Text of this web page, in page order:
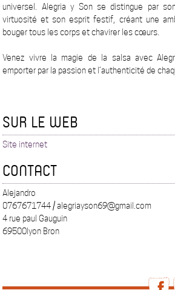
universel. Alegria y Son se distingue par
virtuosité et son esprit festif, créant une
bouger tous les corps et chavirer les cœurs.
Venez vivre la magie de la salsa avec
emporter par la passion et l’authenticité de
SUR LE WEB
Site internet
CONTACT
Alejandro
0767671744 / alegriayson69@gmail.com
4 rue paul Gauguin
69500lyon Bron